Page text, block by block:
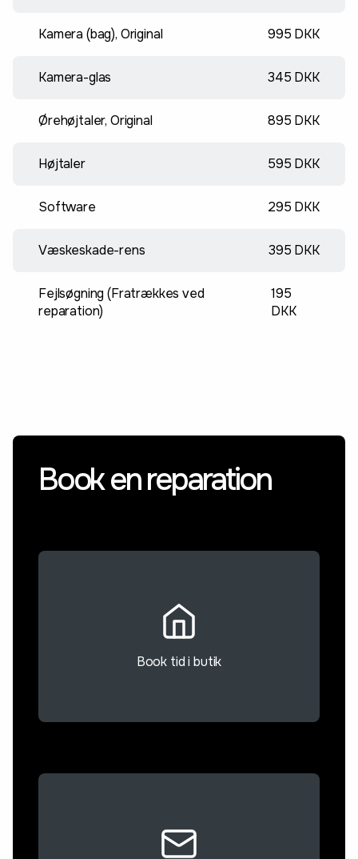
Kamera (bag), Original 995 DKK
Kamera-glas 345 DKK
Ørehøjtaler, Original 895 DKK
Højtaler 595 DKK
Software 295 DKK
Væskeskade-rens 395 DKK
Fejlsøgning (Fratrækkes ved
reparation)
195
DKK
Book en reparation
Book tid i butik